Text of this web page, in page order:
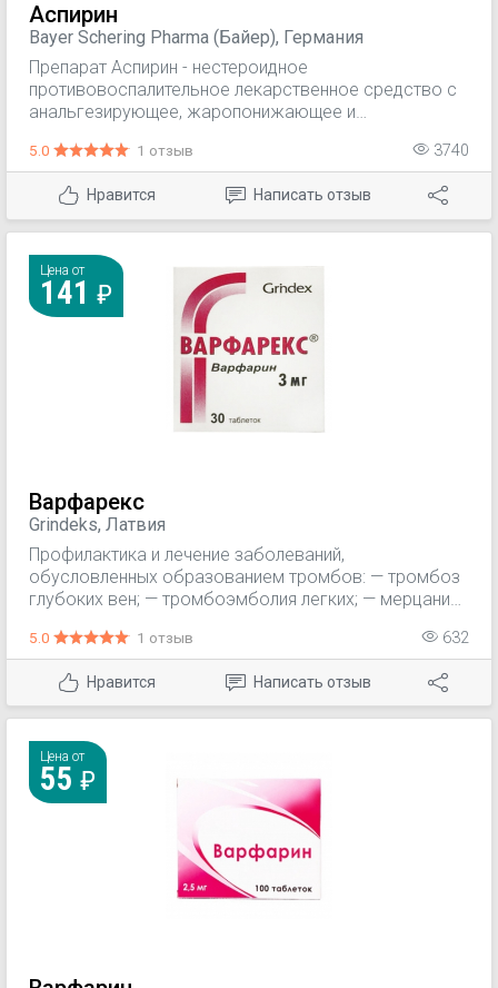
Аспирин
Bayer Schering Pharma (Байер), Германия
Препарат Аспирин - нестероидное
противовоспалительное лекарственное средство с
анальгезирующее, жаропонижающее и
5.0 1 отзыв 3740
Нравится Написать отзыв
Цена от
141
Варфарекс
Grindeks, Латвия
Профилактика и лечение заболеваний,
обусловленных образованием тромбов: — тромбоз
глубоких вен; — тромбоэмболия легких; — мерцание
протезировании клапанов сердца.
5.0 1 отзыв 632
Нравится Написать отзыв
Цена от
55